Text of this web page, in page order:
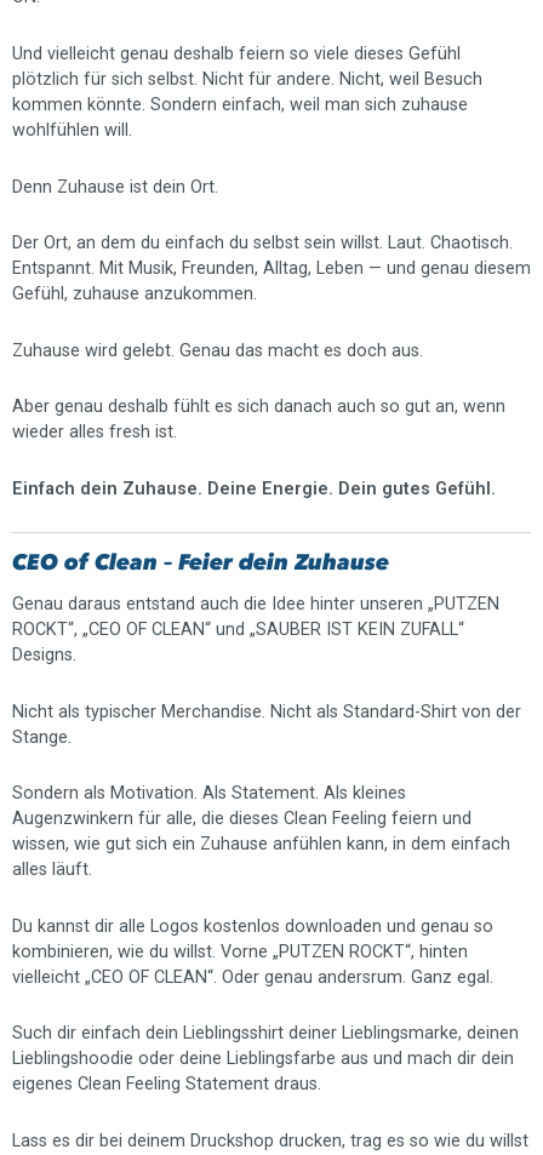
Und vielleicht genau deshalb feiern so viele dieses Gefühl
plötzlich für sich selbst. Nicht für andere. Nicht, weil Besuch
kommen könnte. Sondern einfach, weil man sich zuhause
wohlfühlen will.
Denn Zuhause ist dein Ort.
Der Ort, an dem du einfach du selbst sein willst. Laut. Chaotisch.
Entspannt. Mit Musik, Freunden, Alltag, Leben — und genau diesem
Gefühl, zuhause anzukommen.
Zuhause wird gelebt. Genau das macht es doch aus.
Aber genau deshalb fühlt es sich danach auch so gut an, wenn
wieder alles fresh ist.
Einfach dein Zuhause. Deine Energie. Dein gutes Gefühl.
CEO of Clean – Feier dein Zuhause
Genau daraus entstand auch die Idee hinter unseren „PUTZEN
ROCKT“, „CEO OF CLEAN“ und „SAUBER IST KEIN ZUFALL“
Designs.
Nicht als typischer Merchandise. Nicht als Standard-Shirt von der
Stange.
Sondern als Motivation. Als Statement. Als kleines
Augenzwinkern für alle, die dieses Clean Feeling feiern und
wissen, wie gut sich ein Zuhause anfühlen kann, in dem einfach
alles läuft.
Du kannst dir alle Logos kostenlos downloaden und genau so
kombinieren, wie du willst. Vorne „PUTZEN ROCKT“, hinten
vielleicht „CEO OF CLEAN“. Oder genau andersrum. Ganz egal.
Such dir einfach dein Lieblingsshirt deiner Lieblingsmarke, deinen
Lieblingshoodie oder deine Lieblingsfarbe aus und mach dir dein
eigenes Clean Feeling Statement draus.
Lass es dir bei deinem Druckshop drucken, trag es so wie du willst